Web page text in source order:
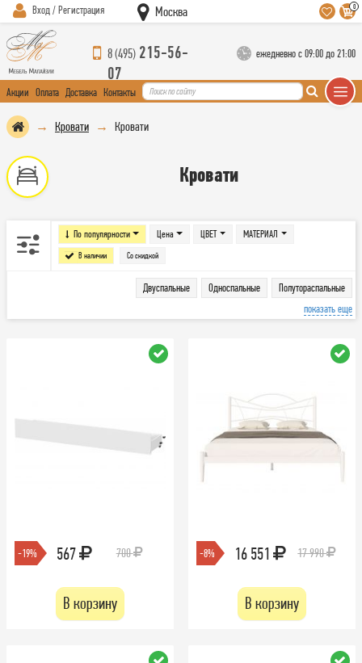
Вход / Регистрация Москва 0
8 (495) 215-56-
07
ежедневно с 09:00 до 21:00
Акции Оплата Доставка Контакты
Кровати Кровати
Кровати
По популярности Цена
В наличии Со скидкой
ЦВЕТ МАТЕРИАЛ
Двуспальные Односпальные
Полутораспальные
показать еще
-19% 567 700
В корзину
-8% 16 551 17 990
В корзину